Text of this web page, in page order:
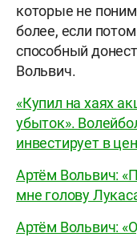
которые не
более, если
способный
Вольвич.
«Купил на хаях
убыток».
инвестирует в
Артём Вольвич:
мне голову
Артём Вольвич: